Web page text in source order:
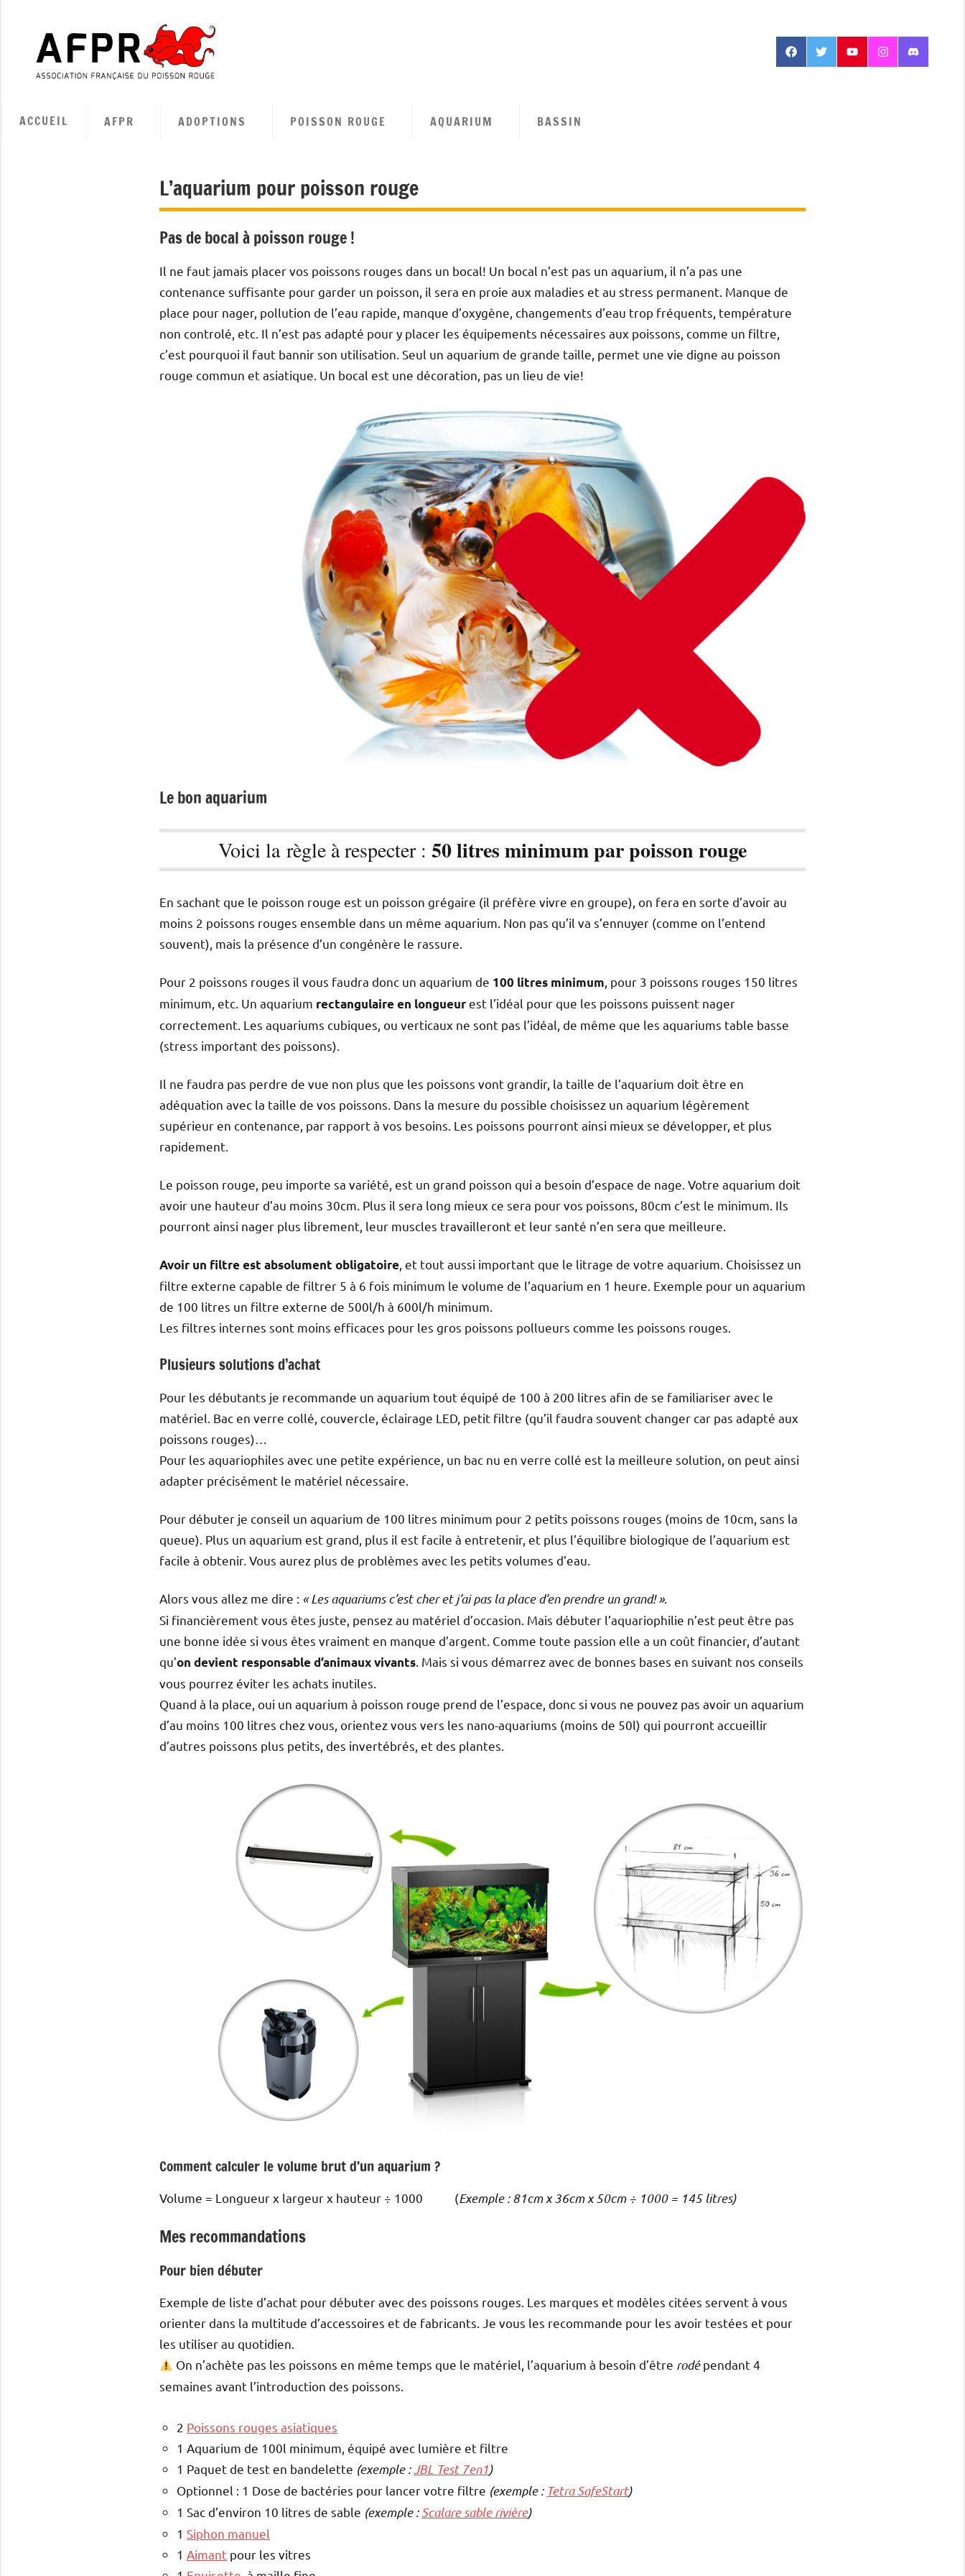
contenu
Française
Poisson
Rouge
FacebookTwitterYoutubeInstagramDiscord
ACCUEIL AFPR ADOPTIONS POISSON ROUGE AQUARIUM BASSIN
L’aquarium pour poisson rouge
Pas de bocal à poisson rouge !
Il ne faut jamais placer vos poissons rouges dans un bocal! Un bocal n’est pas un aquarium, il n’a pas une
contenance suffisante pour garder un poisson, il sera en proie aux maladies et au stress permanent. Manque de
place pour nager, pollution de l’eau rapide, manque d’oxygène, changements d’eau trop fréquents, température
non controlé, etc. Il n’est pas adapté pour y placer les équipements nécessaires aux poissons, comme un filtre,
c’est pourquoi il faut bannir son utilisation. Seul un aquarium de grande taille, permet une vie digne au poisson
rouge commun et asiatique. Un bocal est une décoration, pas un lieu de vie!
Le bon aquarium
Voici la règle à respecter : 50 litres minimum par poisson rouge
En sachant que le poisson rouge est un poisson grégaire (il préfère vivre en groupe), on fera en sorte d’avoir au
moins 2 poissons rouges ensemble dans un même aquarium. Non pas qu’il va s’ennuyer (comme on l’entend
souvent), mais la présence d’un congénère le rassure.
Pour 2 poissons rouges il vous faudra donc un aquarium de 100 litres minimum , pour 3 poissons rouges 150 litres
minimum, etc. Un aquarium rectangulaire en longueurest l’idéal pour que les poissons puissent nager
correctement. Les aquariums cubiques, ou verticaux ne sont pas l’idéal, de même que les aquariums table basse
(stress important des poissons).
Il ne faudra pas perdre de vue non plus que les poissons vont grandir, la taille de l’aquarium doit être en
adéquation avec la taille de vos poissons. Dans la mesure du possible choisissez un aquarium légèrement
supérieur en contenance, par rapport à vos besoins. Les poissons pourront ainsi mieux se développer, et plus
rapidement.
Le poisson rouge, peu importe sa variété, est un grand poisson qui a besoin d’espace de nage. Votre aquarium doit
avoir une hauteur d’au moins 30cm. Plus il sera long mieux ce sera pour vos poissons, 80cm c’est le minimum. Ils
pourront ainsi nager plus librement, leur muscles travailleront et leur santé n’en sera que meilleure.
Avoir un filtre est absolument obligatoire , et tout aussi important que le litrage de votre aquarium. Choisissez un
filtre externe capable de filtrer 5 à 6 fois minimum le volume de l’aquarium en 1 heure. Exemple pour un aquarium
de 100 litres un filtre externe de 500l/h à 600l/h minimum.
Les filtres internes sont moins efficaces pour les gros poissons pollueurs comme les poissons rouges.
Plusieurs solutions d’achat
Pour les débutants je recommande un aquarium tout équipé de 100 à 200 litres afin de se familiariser avec le
matériel. Bac en verre collé, couvercle, éclairage LED, petit filtre (qu’il faudra souvent changer car pas adapté aux
poissons rouges)…
Pour les aquariophiles avec une petite expérience, un bac nu en verre collé est la meilleure solution, on peut ainsi
adapter précisément le matériel nécessaire.
Pour débuter je conseil un aquarium de 100 litres minimum pour 2 petits poissons rouges (moins de 10cm, sans la
queue). Plus un aquarium est grand, plus il est facile à entretenir, et plus l’équilibre biologique de l’aquarium est
facile à obtenir. Vous aurez plus de problèmes avec les petits volumes d’eau.
Alors vous allez me dire : « Les aquariums c’est cher et j’ai pas la place d’en prendre un grand! ».
Si financièrement vous êtes juste, pensez au matériel d’occasion. Mais débuter l’aquariophilie n’est peut être pas
une bonne idée si vous êtes vraiment en manque d’argent. Comme toute passion elle a un coût financier, d’autant
qu’on devient responsable d’animaux vivants . Mais si vous démarrez avec de bonnes bases en suivant nos conseils
vous pourrez éviter les achats inutiles.
Quand à la place, oui un aquarium à poisson rouge prend de l’espace, donc si vous ne pouvez pas avoir un aquarium
d’au moins 100 litres chez vous, orientez vous vers les nano-aquariums (moins de 50l) qui pourront accueillir
d’autres poissons plus petits, des invertébrés, et des plantes.
Comment calculer le volume brut d’un aquarium ?
Volume = Longueur x largeur x hauteur ÷ 1000 (Exemple : 81cm x 36cm x 50cm ÷ 1000 = 145 litres)
Mes recommandations
Pour bien débuter
Exemple de liste d’achat pour débuter avec des poissons rouges. Les marques et modèles citées servent à vous
orienter dans la multitude d’accessoires et de fabricants. Je vous les recommande pour les avoir testées et pour
les utiliser au quotidien.
On n’achète pas les poissons en même temps que le matériel, l’aquarium à besoin d’être rodépendant 4
semaines avant l’introduction des poissons.
2 Poissons rouges asiatiques
1 Aquarium de 100l minimum, équipé avec lumière et filtre
1 Paquet de test en bandelette (exemple :JBL Test 7en1)
Optionnel : 1 Dose de bactéries pour lancer votre filtre (exemple : TetraSafeStart)
1 Sac d’environ 10 litres de sable (exemple :Scalare sable rivière)
1 Siphon manuel
1 Aimant pour les vitres